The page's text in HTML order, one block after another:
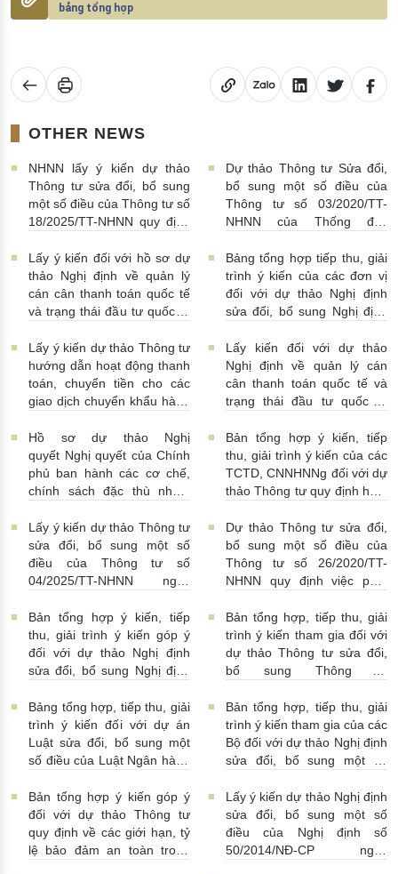
bảng tổng hợp
OTHER NEWS
NHNN lấy ý kiến dự thảo
Thông tư sửa đổi, bổ sung
một số điều của Thông tư số
18/2025/TT-NHNN quy định
sẻ thông tin của Hệ thống
thông tin phục vụ công tác
giám sát hoạt động QTDND
và tổ chức TCVM
Dự thảo Thông tư Sửa đổi,
bổ sung một số điều của
Thông tư số 03/2020/TT-
NHNN của Thống đốc
tiền của NHNN 03/08/2026 |
11:16:00
Lấy ý kiến đối với hồ sơ dự
thảo Nghị định về quản lý
cán cân thanh toán quốc tế
và trạng thái đầu tư quốc tế
10:00:00
Bảng tổng hợp tiếp thu, giải
trình ý kiến của các đơn vị
đối với dự thảo Nghị định
sửa đổi, bổ sung Nghị định
30/07/2026 | 09:09:00
Lấy ý kiến dự thảo Thông tư
hướng dẫn hoạt động thanh
toán, chuyển tiền cho các
giao dịch chuyển khẩu hàng
Lấy kiến đối với dự thảo
Nghị định về quản lý cán
cân thanh toán quốc tế và
trạng thái đầu tư quốc tế
15:00:00
Hồ sơ dự thảo Nghị
quyết Nghị quyết của Chính
phủ ban hành các cơ chế,
chính sách đặc thù nhằm
pháp luật về phòng, chống
rửa tiền nhằm đáp ứng yêu
cầu cấp bách trong thực
hiện cam kết quốc tế về trao
về thuế
22/07/2026 |
14:54:00
Bản tổng hợp ý kiến, tiếp
thu, giải trình ý kiến của các
TCTD, CNNHNNg đối với dự
thảo Thông tư quy định hoạt
nhận tiền gửi, mua, bán có
kỳ hạn GTCG giữa các
TCTD, CNNHNNg
20/07/2026 | 09:32:00
Lấy ý kiến dự thảo Thông tư
sửa đổi, bổ sung một số
điều của Thông tư số
04/2025/TT-NHNN ngày
định thời hạn lưu trữ hồ sơ,
tài liệu ngành Ngân hàng
16/07/2026 | 10:00:00
Dự thảo Thông tư sửa đổi,
bổ sung một số điều của
Thông tư số 26/2020/TT-
NHNN quy định việc phát
của Ngân hàng Nhà nước
16/07/2026 | 09:41:00
Bản tổng hợp ý kiến, tiếp
thu, giải trình ý kiến góp ý
đối với dự thảo Nghị định
sửa đổi, bổ sung Nghị định
13/07/2026 | 16:00:00
Bản tổng hợp, tiếp thu, giải
trình ý kiến tham gia đối với
dự thảo Thông tư sửa đổi,
bổ sung Thông tư
13/07/2026 | 02:19:00
Bảng tổng hợp, tiếp thu, giải
trình ý kiến đối với dự án
Luật sửa đổi, bổ sung một
số điều của Luật Ngân hàng
Phòng, chống rửa tiền và
Luật Các tổ chức tín dụng
08/07/2026 | 11:21:00
Bản tổng hợp, tiếp thu, giải
trình ý kiến tham gia của các
Bộ đối với dự thảo Nghị định
sửa đổi, bổ sung một số
58/2021/NĐ-CP
07/07/2026
| 15:01:00
Bản tổng hợp ý kiến góp ý
đối với dự thảo Thông tư
quy định về các giới hạn, tỷ
lệ bảo đảm an toàn trong
Lấy ý kiến dự thảo Nghị định
sửa đổi, bổ sung một số
điều của Nghị định số
50/2014/NĐ-CP ngày